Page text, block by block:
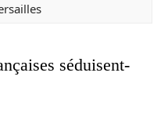
séduisent-